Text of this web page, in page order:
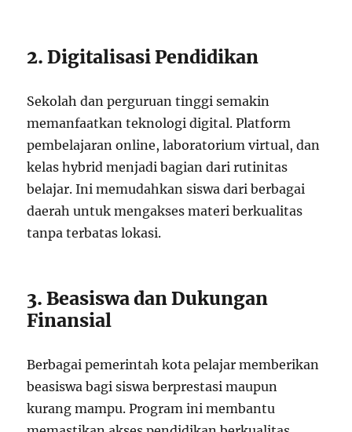
2. Digitalisasi Pendidikan
Sekolah dan perguruan tinggi semakin
memanfaatkan teknologi digital. Platform
pembelajaran online, laboratorium virtual, dan
kelas hybrid menjadi bagian dari rutinitas
belajar. Ini memudahkan siswa dari berbagai
daerah untuk mengakses materi berkualitas
tanpa terbatas lokasi.
3. Beasiswa dan Dukungan
Finansial
Berbagai pemerintah kota pelajar memberikan
beasiswa bagi siswa berprestasi maupun
kurang mampu. Program ini membantu